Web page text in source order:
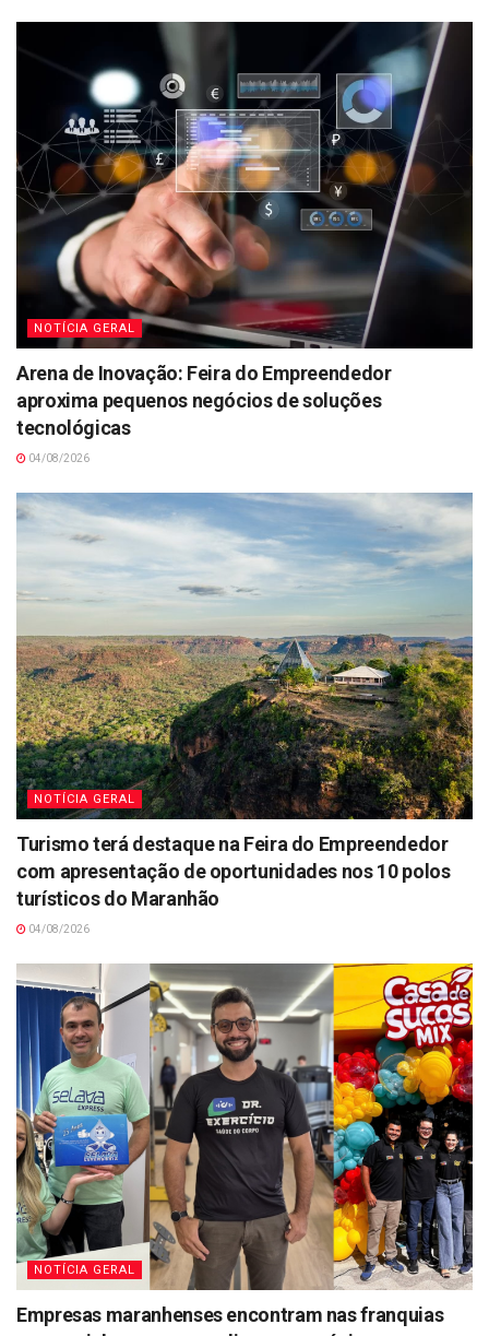
NOTÍCIA GERAL
Arena de Inovação: Feira do Empreendedor
aproxima pequenos negócios de soluções
tecnológicas
04/08/2026
NOTÍCIA GERAL
Turismo terá destaque na Feira do Empreendedor
com apresentação de oportunidades nos 10 polos
turísticos do Maranhão
04/08/2026
NOTÍCIA GERAL
Empresas maranhenses encontram nas franquias